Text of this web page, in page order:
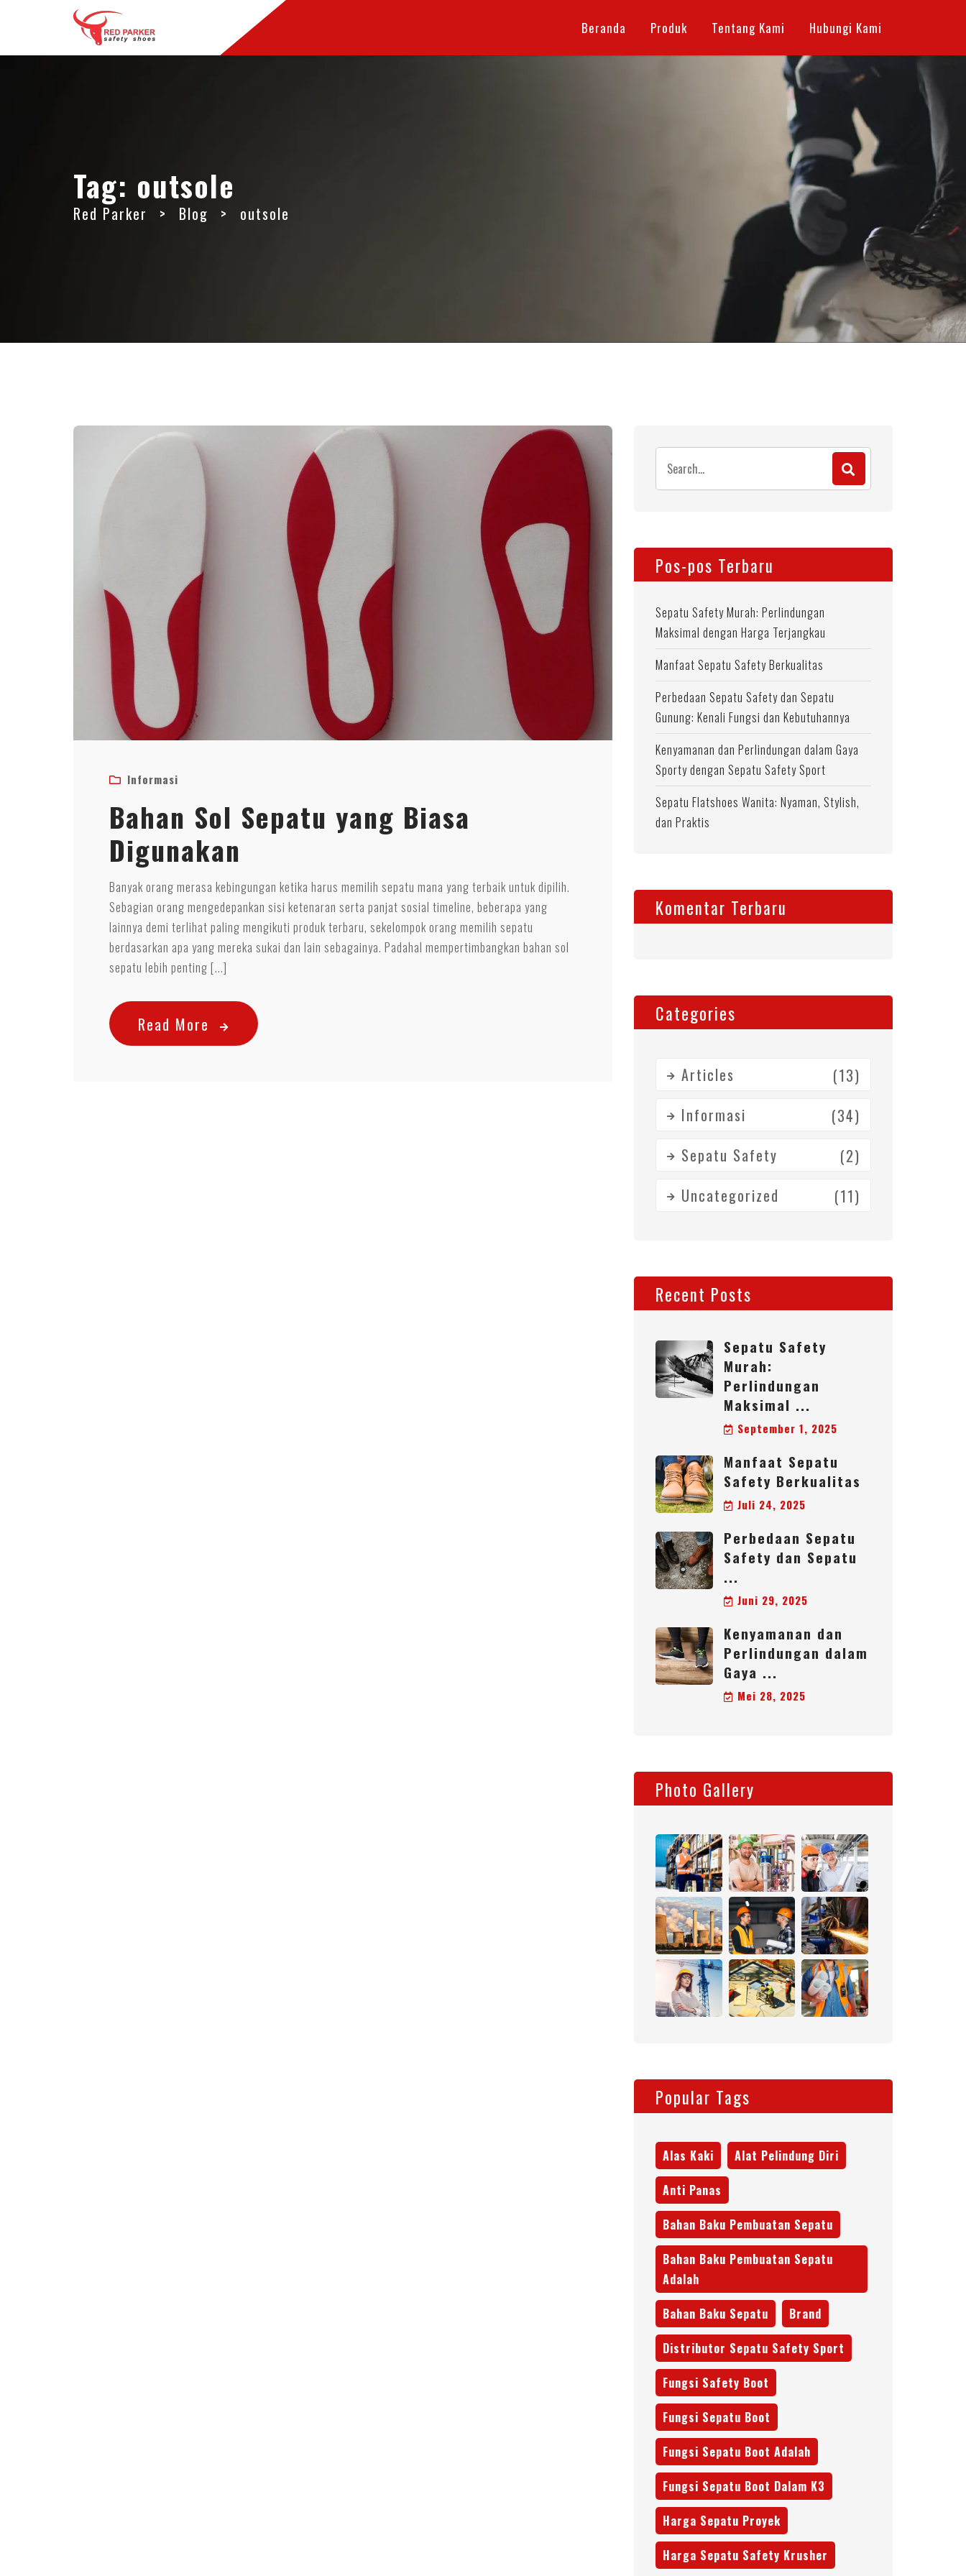
Beranda Produk Tentang Kami Hubungi Kami
Tag: outsole
Red Parker > Blog > outsole
Informasi
Bahan Sol Sepatu yang Biasa
Digunakan
Banyak orang merasa kebingungan ketika harus memilih sepatu mana yang terbaik untuk dipilih.
Sebagian orang mengedepankan sisi ketenaran serta panjat sosial timeline, beberapa yang
lainnya demi terlihat paling mengikuti produk terbaru, sekelompok orang memilih sepatu
berdasarkan apa yang mereka sukai dan lain sebagainya. Padahal mempertimbangkan bahan sol
sepatu lebih penting [...]
Read More
for:
Pos-pos Terbaru
Sepatu Safety Murah: Perlindungan
Maksimal dengan Harga Terjangkau
Manfaat Sepatu Safety Berkualitas
Perbedaan Sepatu Safety dan Sepatu
Gunung: Kenali Fungsi dan Kebutuhannya
Kenyamanan dan Perlindungan dalam Gaya
Sporty dengan Sepatu Safety Sport
Sepatu Flatshoes Wanita: Nyaman, Stylish,
dan Praktis
Komentar Terbaru
Categories
Articles
(13)
Informasi
(34)
Sepatu Safety
(2)
Uncategorized
(11)
Recent Posts
Sepatu Safety
Murah:
Perlindungan
Maksimal ...
September 1, 2025
Manfaat Sepatu
Safety Berkualitas
Juli 24, 2025
Perbedaan Sepatu
Safety dan Sepatu
...
Juni 29, 2025
Kenyamanan dan
Perlindungan dalam
Gaya ...
Mei 28, 2025
Photo Gallery
Popular Tags
Alas Kaki
Alat Pelindung Diri
Anti Panas
Bahan Baku Pembuatan Sepatu
Bahan Baku Pembuatan Sepatu
Adalah
Bahan Baku Sepatu
Brand
Distributor Sepatu Safety Sport
Fungsi Safety Boot
Fungsi Sepatu Boot
Fungsi Sepatu Boot Adalah
Fungsi Sepatu Boot Dalam K3
Harga Sepatu Proyek
Harga Sepatu Safety Krusher